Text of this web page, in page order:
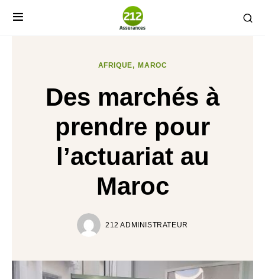
AFRIQUE MAROC
Des marchés à
prendre pour
l’actuariat au
Maroc
212 ADMINISTRATEUR